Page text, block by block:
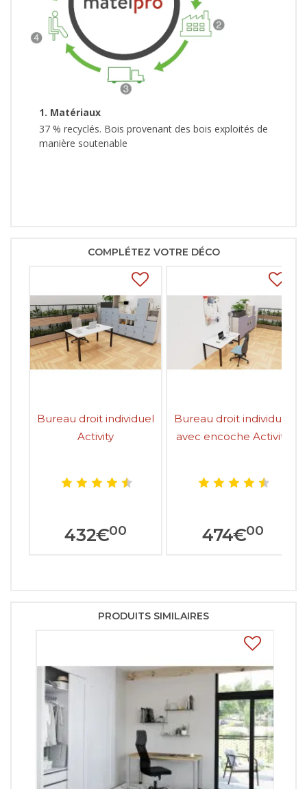
1. Matériaux
37 % recyclés. Bois provenant des bois exploités de
manière soutenable
COMPLÉTEZ VOTRE DÉCO
Bureau droit individuel
Activity
432€00
Bureau droit individuel
avec encoche Activity
474€00
PRODUITS SIMILAIRES